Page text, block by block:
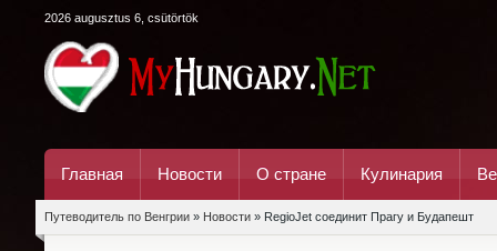
2026 augusztus 6, csütörtök
Главная Новости О стране Кулинария
Путеводитель по Венгрии » Новости » RegioJet соединит Прагу и Будапешт